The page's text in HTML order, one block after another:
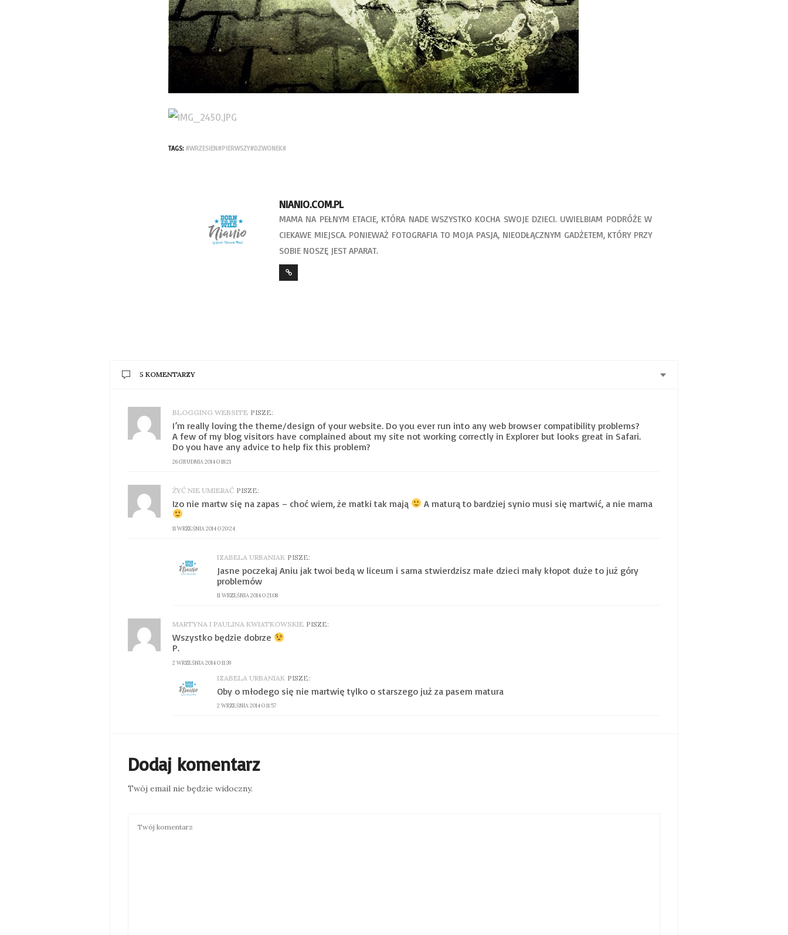
TAGS: #WRZESIEN#PIERWSZY#DZWONEK#
NIANIO.COM.PL
MAMA NA PEŁNYM ETACIE, KTÓRA NADE WSZYSTKO KOCHA SWOJE DZIECI. UWIELBIAM PODRÓŻE W
CIEKAWE MIEJSCA. PONIEWAŻ FOTOGRAFIA TO MOJA PASJA, NIEODŁĄCZNYM GADŻETEM, KTÓRY PRZY
SOBIE NOSZĘ JEST APARAT.
5 KOMENTARZY
BLOGGING WEBSITE PISZE:
26 GRUDNIA 2014 O 18:21
I’m really loving the theme/design of your website. Do you ever run into any web browser compatibility problems?
A few of my blog visitors have complained about my site not working correctly in Explorer but looks great in Safari.
Do you have any advice to help fix this problem?
ŻYĆ NIE UMIERAĆ PISZE:
11 WRZEŚNIA 2014 O 20:24
Izo nie martw się na zapas – choć wiem, że matki tak mają A maturą to bardziej synio musi się martwić, a nie mama
IZABELA URBANIAK PISZE:
11 WRZEŚNIA 2014 O 21:08
Jasne poczekaj Aniu jak twoi bedą w liceum i sama stwierdzisz małe dzieci mały kłopot duże to już góry
problemów
MARTYNA I PAULINA KWIATKOWSKIE PISZE:
2 WRZEŚNIA 2014 O 11:39
Wszystko będzie dobrze
P.
IZABELA URBANIAK PISZE:
2 WRZEŚNIA 2014 O 11:57
Oby o młodego się nie martwię tylko o starszego już za pasem matura
Dodaj komentarz
Twój email nie będzie widoczny.